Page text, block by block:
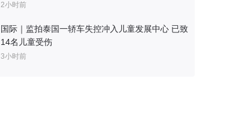
2小时前
国际｜监拍泰国一轿车失控冲入儿童发展中心 已致
14名儿童受伤
3小时前